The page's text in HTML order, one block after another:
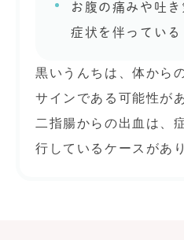
お腹の痛みや吐
症状を伴っている
黒いうんちは、体から
サインである可能性が
二指腸からの出血は、
行しているケースがあ